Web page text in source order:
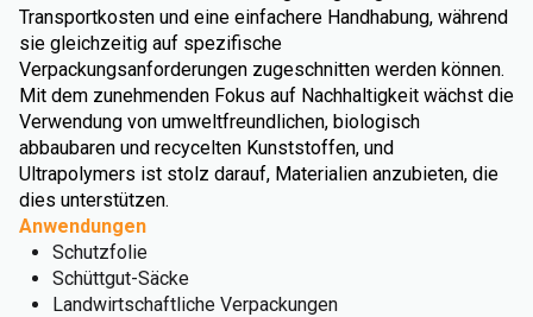
Transportkosten und eine einfachere Handhabung, während
sie gleichzeitig auf spezifische
Verpackungsanforderungen zugeschnitten werden können.
Mit dem zunehmenden Fokus auf Nachhaltigkeit wächst die
Verwendung von umweltfreundlichen, biologisch
abbaubaren und recycelten Kunststoffen, und
Ultrapolymers ist stolz darauf, Materialien anzubieten, die
dies unterstützen.
Anwendungen
Schutzfolie
Schüttgut-Säcke
Landwirtschaftliche Verpackungen